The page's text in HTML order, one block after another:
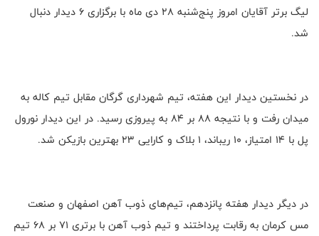
لیگ برتر آقایان امروز پنج‌شنبه ۲۸ دی ماه با برگزاری ۶ دیدار دنبال
شد.
در نخستین دیدار این هفته، تیم شهرداری گرگان مقابل تیم کاله به
میدان رفت و با نتیجه ۸۸ بر ۸۴ به پیروزی رسید. در این دیدار نورول
پل با ۱۴ امتیاز، ۱۰ ریباند، ۱ بلاک و کارایی ۲۳ بهترین بازیکن شد.
در دیگر دیدار هفته پانزدهم، تیم‌های ذوب آهن اصفهان و صنعت
مس کرمان به رقابت پرداختند و تیم ذوب آهن با برتری ۷۱ بر ۶۸ تیم